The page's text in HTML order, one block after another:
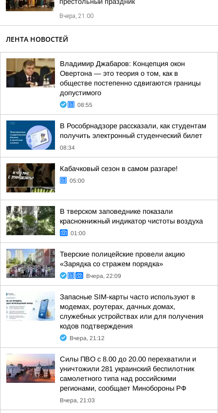
Вчера, 21:00
ЛЕНТА НОВОСТЕЙ
Владимир Джабаров: Концепция окон
Овертона — это теория о том, как в
обществе постепенно сдвигаются границы
допустимого
08:55
В Рособрнадзоре рассказали, как студентам
получить электронный студенческий билет
08:34
Кабачковый сезон в самом разгаре!
05:00
В тверском заповеднике показали
краснокнижный индикатор чистоты воздуха
01:00
Тверские полицейские провели акцию
«Зарядка со стражем порядка»
Вчера, 22:09
Запасные SIM-карты часто используют в
модемах, роутерах, дачных домах,
служебных устройствах или для получения
кодов подтверждения
Вчера, 21:12
Силы ПВО с 8.00 до 20.00 перехватили и
уничтожили 281 украинский беспилотник
самолетного типа над российскими
регионами, сообщает Минобороны РФ
Вчера, 21:03